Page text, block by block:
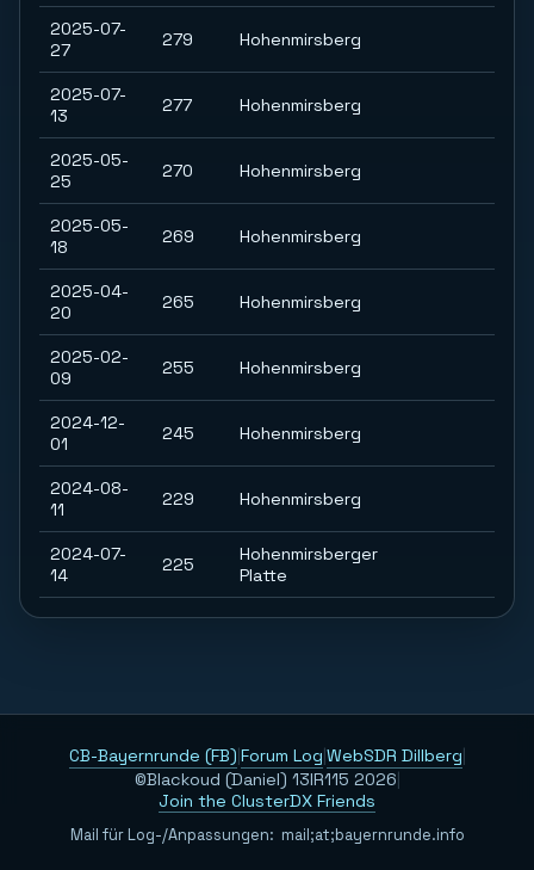
2025-07-
27
279 Hohenmirsberg
2025-07-
13
277 Hohenmirsberg
2025-05-
25
270 Hohenmirsberg
2025-05-
18
269 Hohenmirsberg
2025-04-
20
265 Hohenmirsberg
2025-02-
09
255 Hohenmirsberg
2024-12-
01
245 Hohenmirsberg
2024-08-
11
229 Hohenmirsberg
2024-07-
14
225
Hohenmirsberger
Platte
CB-Bayernrunde (FB)|Forum Log|WebSDR Dillberg|
©Blackoud (Daniel) 13IR115 2026|
Join the ClusterDX Friends
Mail für Log-/Anpassungen: mail;at;bayernrunde.info